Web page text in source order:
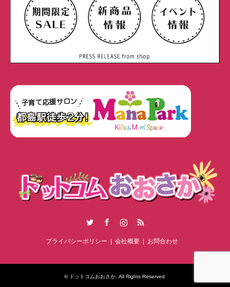
RSS
プライバシーポリシー 会社概要 お問合わせ
© ドットコムおおさか. All Rights Reserved.